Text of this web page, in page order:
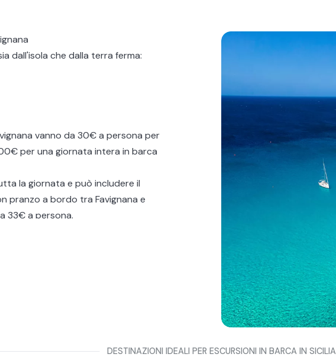
dall'isola che dalla terra ferma:
vanno da 30€ a persona per
per una giornata intera in barca
la giornata e può includere il
pranzo a bordo tra Favignana e
33€ a persona.
aperitivo o un pranzo a bordo a
DESTINAZIONI IDEALI PER ESCURSIONI IN BARCA IN SICILIA